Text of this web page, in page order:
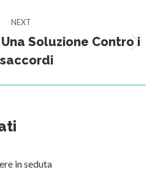
NEXT
Next
post:
Soluzione Contro i
in seduta